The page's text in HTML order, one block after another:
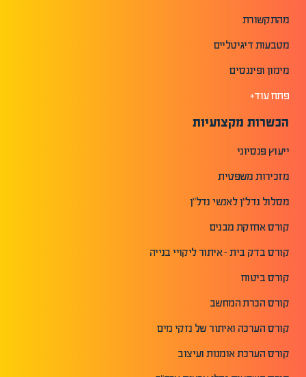
מהתקשורת
מטבעות דיגיטליים
מימון ופיננסים
פתח עוד+
הכשרות מקצועיות
ייעוץ פנסיוני
מזכירות משפטית
מסלול נדל"ן לאנשי נדל"ן
קורס אחזקת מבנים
קורס בדק בית - איתור ליקויי בנייה
קורס ביטוח
קורס הכרת המחשב
קורס הערכה ואיתור של נזקי מים
קורס הערכת אומנות ועיצוב